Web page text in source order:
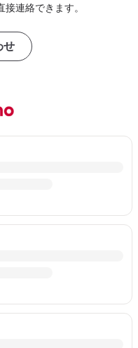
連絡できます。
せ